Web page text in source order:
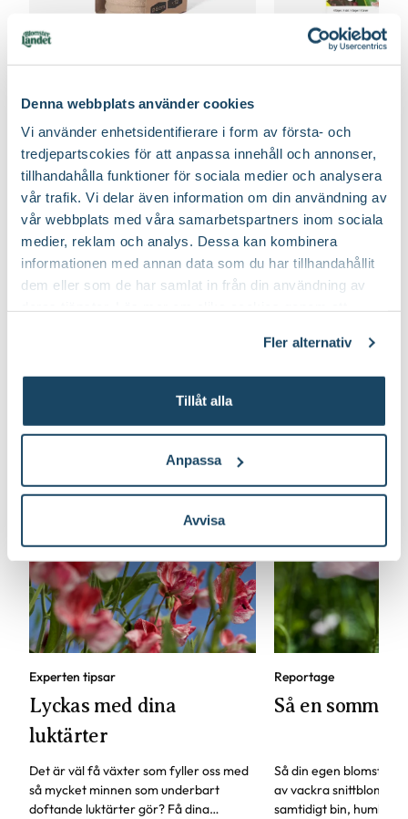
Denna webbplats använder cookies
Vi använder enhetsidentifierare i form av första- och
tredjepartscokies för att anpassa innehåll och annonser,
tillhandahålla funktioner för sociala medier och analysera
vår trafik. Vi delar även information om din användning av
vår webbplats med våra samarbetspartners inom sociala
medier, reklam och analys. Dessa kan kombinera
informationen med annan data som du har tillhandahållit
dem eller som de har samlat in från din användning av
Fler alternativ
Tillåt alla
Anpassa
Avvisa
Fiberpots / Fiberkruka
Nelson Garden
Välj butik
Online
Fåtal i lager
Till Produkten
Sticketikett färg
Nelson Garden
Online
Till
Odla dina egna blomsterbuketter
Experten tipsar
Lyckas med dina
luktärter
Det är väl få växter som fyller oss med
så mycket minnen som underbart
doftande luktärter gör? Få dina
Reportage
Så en
Så din egen
av vackra
samtidigt bin, humlor